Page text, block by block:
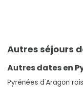
Autres séjours
Autres dates en
Pyrénées d'Aragon